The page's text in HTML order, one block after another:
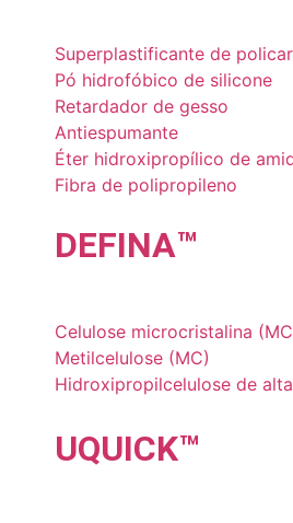
Superplastificante de
Pó hidrofóbico de silicone
Retardador de gesso
Antiespumante
Éter hidroxipropílico de
Fibra de polipropileno
DEFINA™
Celulose microcristalina
Metilcelulose (MC)
Hidroxipropilcelulose de
UQUICK™